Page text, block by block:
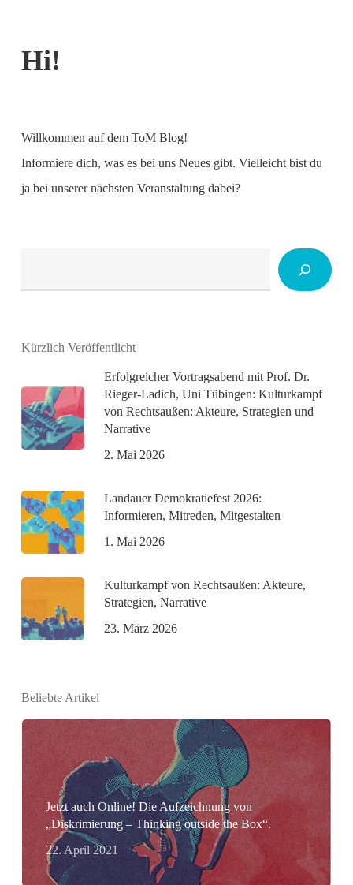
Hi!
Willkommen auf dem ToM Blog!
Informiere dich, was es bei uns Neues gibt. Vielleicht bist du
ja bei unserer nächsten Veranstaltung dabei?
Kürzlich Veröffentlicht
Erfolgreicher Vortragsabend mit Prof. Dr.
Rieger-Ladich, Uni Tübingen: Kulturkampf
von Rechtsaußen: Akteure, Strategien und
Narrative
2. Mai 2026
Landauer Demokratiefest 2026:
Informieren, Mitreden, Mitgestalten
1. Mai 2026
Kulturkampf von Rechtsaußen: Akteure,
Strategien, Narrative
23. März 2026
Beliebte Artikel
Jetzt auch Online! Die Aufzeichnung von
„Diskrimierung – Thinking outside the Box“.
22. April 2021